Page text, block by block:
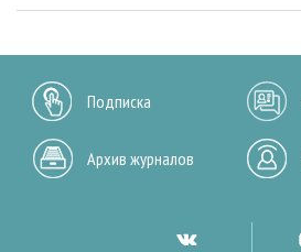
Подписка
Архив журналов